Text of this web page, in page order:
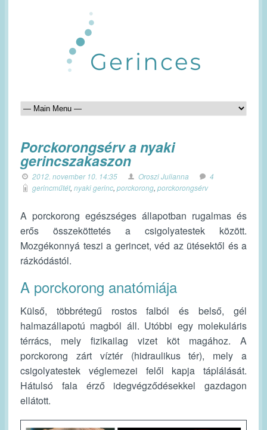
Porckorongsérv a nyaki
gerincszakaszon
2012. november 10. 14:35 Oroszi Julianna
4
gerincműtét, nyaki gerinc, porckorong, porckorongsérv
A porckorong egészséges állapotban rugalmas és
erős összeköttetés a csigolyatestek között.
Mozgékonnyá teszi a gerincet, véd az ütésektől és a
rázkódástól.
A porckorong anatómiája
Külső, többrétegű rostos falból és belső, gél
halmazállapotú magból áll. Utóbbi egy molekuláris
térrács, mely fizikailag vizet köt magához. A
porckorong zárt víztér (hidraulikus tér), mely a
csigolyatestek véglemezei felől kapja táplálását.
Hátulsó fala érző idegvégződésekkel gazdagon
ellátott.